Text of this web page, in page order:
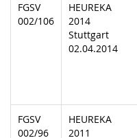
FGSV
002/106
HEUREKA
2014
Stuttgart
02.04.2014
FGSV
002/96
HEUREKA
2011